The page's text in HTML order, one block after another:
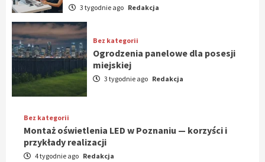
3 tygodnie ago Redakcja
Bez kategorii
Ogrodzenia panelowe dla posesji
miejskiej
3 tygodnie ago Redakcja
Bez kategorii
Montaż oświetlenia LED w Poznaniu — korzyści i
przykłady realizacji
4 tygodnie ago Redakcja